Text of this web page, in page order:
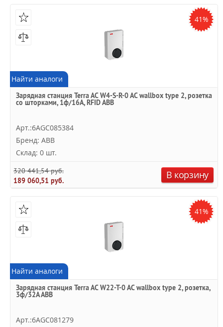
41%
Найти аналоги
Зарядная станция Terra AC W4-S-R-0 AC wallbox type 2, розетка
со шторками, 1ф/16A, RFID ABB
Арт.:6AGC085384
Бренд: ABB
Склад: 0 шт.
320 441,54 руб.
189 060,51 руб.
В корзину
41%
Найти аналоги
Зарядная станция Terra AC W22-T-0 AC wallbox type 2, розетка,
3ф/32A ABB
Арт.:6AGC081279